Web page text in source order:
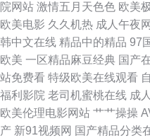
袜脚交网站 超碰操久 国产精品女
豆花社区av 精东黄色色 日本中文
91精品探花 蜜臀看片 日韩无码影
大香蕉 老湿机福利院 日韩电影新
院网站 激情五月天色色 欧美
欧美电影 久久机热 成人午夜网
韩中文在线 精品中的精品 97
欧美 一区精品麻豆经典 国产
站免费看 特级欧美在线观看
福利影院 老司机蜜桃在线 成
欧美伦理电影网站 艹艹操操
产 新91视频网 国产精品分类